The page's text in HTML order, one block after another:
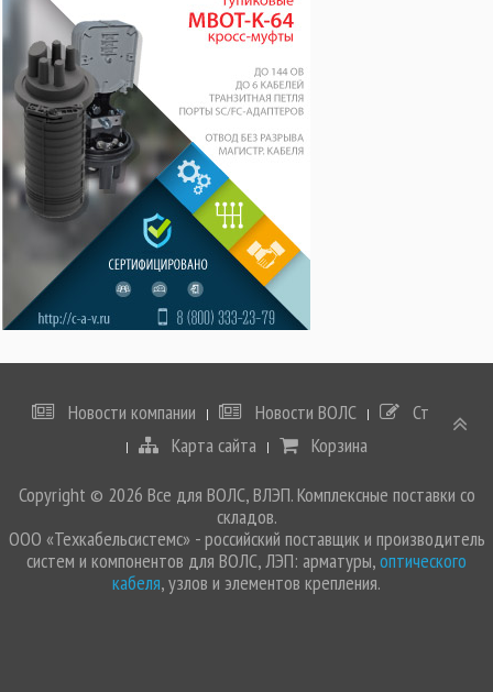
Новости компании Новости ВОЛС
Статьи
Карта сайта
Корзина
Copyright © 2026 Все для ВОЛС, ВЛЭП. Комплексные поставки со
складов.
ООО «Техкабельсистемс» - российский поставщик и производитель
систем и компонентов для ВОЛС, ЛЭП: арматуры,оптического
кабеля, узлов и элементов крепления.